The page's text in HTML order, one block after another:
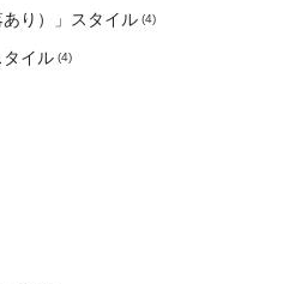
あり）」スタイル (4)
タイル (4)